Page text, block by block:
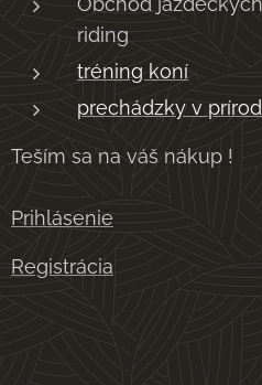
riding
tréning koní
prechádzky v
Teším sa na váš nákup !
Prihlásenie
Registrácia